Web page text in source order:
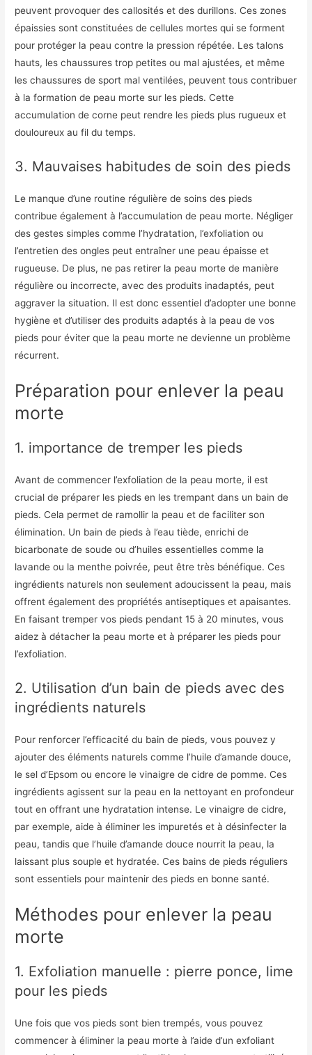
peuvent provoquer des callosités et des durillons. Ces zones
épaissies sont constituées de cellules mortes qui se forment
pour protéger la peau contre la pression répétée. Les talons
hauts, les chaussures trop petites ou mal ajustées, et même
les chaussures de sport mal ventilées, peuvent tous contribuer
à la formation de peau morte sur les pieds. Cette
accumulation de corne peut rendre les pieds plus rugueux et
douloureux au fil du temps.
3. Mauvaises habitudes de soin des pieds
Le manque d’une routine régulière de soins des pieds
contribue également à l’accumulation de peau morte. Négliger
des gestes simples comme l’hydratation, l’exfoliation ou
l’entretien des ongles peut entraîner une peau épaisse et
rugueuse. De plus, ne pas retirer la peau morte de manière
régulière ou incorrecte, avec des produits inadaptés, peut
aggraver la situation. Il est donc essentiel d’adopter une bonne
hygiène et d’utiliser des produits adaptés à la peau de vos
pieds pour éviter que la peau morte ne devienne un problème
récurrent.
Préparation pour enlever la peau
morte
1. importance de tremper les pieds
Avant de commencer l’exfoliation de la peau morte, il est
crucial de préparer les pieds en les trempant dans un bain de
pieds. Cela permet de ramollir la peau et de faciliter son
élimination. Un bain de pieds à l’eau tiède, enrichi de
bicarbonate de soude ou d’huiles essentielles comme la
lavande ou la menthe poivrée, peut être très bénéfique. Ces
ingrédients naturels non seulement adoucissent la peau, mais
offrent également des propriétés antiseptiques et apaisantes.
En faisant tremper vos pieds pendant 15 à 20 minutes, vous
aidez à détacher la peau morte et à préparer les pieds pour
l’exfoliation.
2. Utilisation d’un bain de pieds avec des
ingrédients naturels
Pour renforcer l’efficacité du bain de pieds, vous pouvez y
ajouter des éléments naturels comme l’huile d’amande douce,
le sel d’Epsom ou encore le vinaigre de cidre de pomme. Ces
ingrédients agissent sur la peau en la nettoyant en profondeur
tout en offrant une hydratation intense. Le vinaigre de cidre,
par exemple, aide à éliminer les impuretés et à désinfecter la
peau, tandis que l’huile d’amande douce nourrit la peau, la
laissant plus souple et hydratée. Ces bains de pieds réguliers
sont essentiels pour maintenir des pieds en bonne santé.
Méthodes pour enlever la peau
morte
1. Exfoliation manuelle : pierre ponce, lime
pour les pieds
Une fois que vos pieds sont bien trempés, vous pouvez
commencer à éliminer la peau morte à l’aide d’un exfoliant